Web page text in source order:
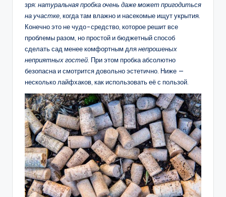
зря: натуральная пробка очень даже может пригодиться
на участке, когда там влажно и насекомые ищут укрытия.
Конечно это не чудо-средство, которое решит все
проблемы разом, но простой и бюджетный способ
сделать сад менее комфортным длянепрошеных
неприятных гостей. При этом пробка абсолютно
безопасна и смотрится довольно эстетично. Ниже —
несколько лайфхаков, как использовать её с пользой.